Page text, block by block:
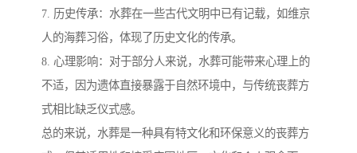
7. 历史传承：水葬在一些古代文明中已有记载，如维京
人的海葬习俗，体现了历史文化的传承。
8. 心理影响：对于部分人来说，水葬可能带来心理上的
不适，因为遗体直接暴露于自然环境中，与传统丧葬方
式相比缺乏仪式感。
总的来说，水葬是一种具有特文化和环保意义的丧葬方